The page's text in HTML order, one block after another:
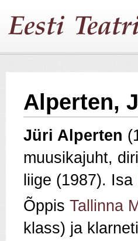
Alperten,
Jüri Alperten
muusikajuht,
liige (1987). Isa
Õppis Tallinna
klass) ja